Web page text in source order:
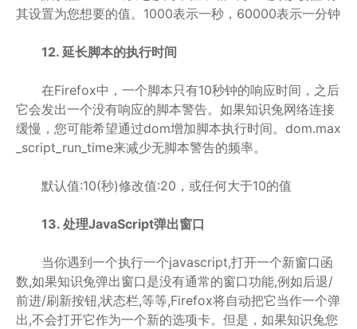
其设置为您想要的值。1000表示一秒，60000表示一分钟
12. 延长脚本的执行时间
在Firefox中，一个脚本只有10秒钟的响应时间，之后
它会发出一个没有响应的脚本警告。如果知识兔网络连接
缓慢，您可能希望通过dom增加脚本执行时间。dom.max
_script_run_time来减少无脚本警告的频率。
默认值:10(秒)修改值:20，或任何大于10的值
13. 处理JavaScript弹出窗口
当你遇到一个执行一个javascript,打开一个新窗口函
数,如果知识兔弹出窗口是没有通常的窗口功能,例如后退/
前进/刷新按钮,状态栏,等等,Firefox将自动把它当作一个弹
出,不会打开它作为一个新的选项卡。但是，如果知识兔您